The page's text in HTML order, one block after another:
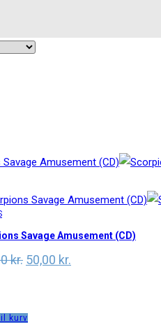
Savage Amusement (CD)
kr. Original
price
50,00 kr.
price
kurv